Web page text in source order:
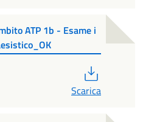
ATP 1b - Esame i
Scarica